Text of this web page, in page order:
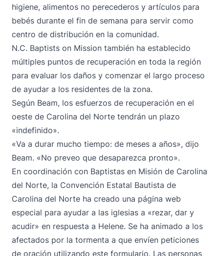
higiene, alimentos no perecederos y artículos para
bebés durante el fin de semana para servir como
centro de distribución en la comunidad.
N.C. Baptists on Mission también ha establecido
múltiples puntos de recuperación en toda la región
para evaluar los daños y comenzar el largo proceso
de ayudar a los residentes de la zona.
Según Beam, los esfuerzos de recuperación en el
oeste de Carolina del Norte tendrán un plazo
«indefinido».
«Va a durar mucho tiempo: de meses a años», dijo
Beam. «No preveo que desaparezca pronto».
En coordinación con Baptistas en Misión de Carolina
del Norte, la Convención Estatal Bautista de
Carolina del Norte ha creado una página web
especial para ayudar a las iglesias a «rezar, dar y
acudir» en respuesta a Helene. Se ha animado a los
afectados por la tormenta a que envíen peticiones
de oración utilizando este formulario. Las personas